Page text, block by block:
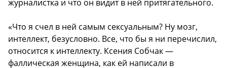
журналистка и что он видит в ней притягательного.
«Что я счел в ней самым сексуальным? Ну мозг,
интеллект, безусловно. Все, что бы я ни перечислил,
относится к интеллекту. Ксения Собчак —
фаллическая женщина, как ей написали в